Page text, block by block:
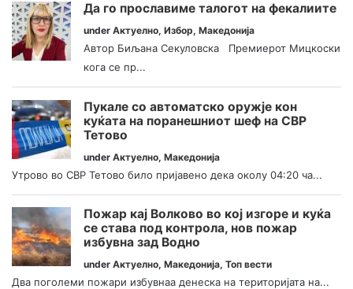
Да го прославиме талогот на фекалиите
under Актуелно, Избор, Македонија
Автор Биљана Секуловска Премиерот Мицкоски
кога се пр...
Пукале со автоматско оружје кон
куќата на поранешниот шеф на СВР
Тетово
under Актуелно, Македонија
Утрово во СВР Тетово било пријавено дека околу 04:20 ча...
Пожар кај Волково во кој изгоре и куќа
се става под контрола, нов пожар
избувна зад Водно
under Актуелно, Македонија, Топ вести
Два поголеми пожари избувнаа денеска на територијата на...